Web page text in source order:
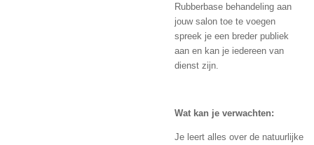
Rubberbase behandeling aan
jouw salon toe te voegen
spreek je een breder publiek
aan en kan je iedereen van
dienst zijn.
Wat kan je verwachten:
Je leert alles over de natuurlijke